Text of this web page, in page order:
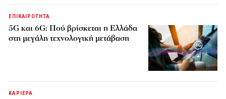
ΕΠΙΚΑΙΡΟΤΗΤΑ
5G και 6G: Πού βρίσκεται η Ελλάδα
στη μεγάλη τεχνολογική μετάβαση
ΚΑΡΙΕΡΑ